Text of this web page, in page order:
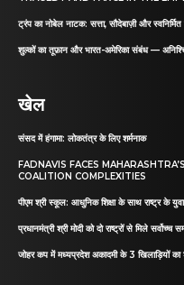
ट्रंप का नोबेल नाटक: सत्ता, सौदेबाज़ी और स्वनिर्मित
शुल्कों का तूफ़ान और भारत-अमेरिका संबंध —
खेल
संसद में हंगामा: लोकतंत्र के लिए शर्मनाक
FADNAVIS FACES
COALITION COMPLEXITIES
पीएम श्री स्कूल: आधुनिक शिक्षा के साथ राष्ट्र के
प्रधानमंत्री श्री मोदी को दो राष्ट्रों से मिले
जोहर कप में मध्यप्रदेश अकादमी के 3 खिलाड़ियों का